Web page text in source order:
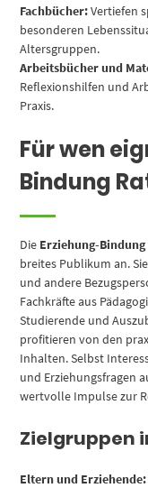
Fachbücher:Vertiefen
besonderen
Altersgruppen.
Arbeitsbücher und
Reflexionshilfen und
Praxis.
Für wen
Bindung
Die Erziehung-
breites Publikum an.
und andere
Fachkräfte aus
Studierende und
profitieren von den
Inhalten. Selbst
und Erziehungsfragen
wertvolle Impulse zur
Zielgruppen
Eltern und Erziehende: